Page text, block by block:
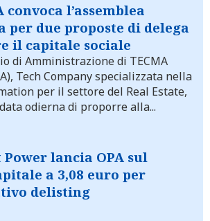
convoca l’assemblea
due proposte di delega
il capitale sociale
di Amministrazione di TECMA
Tech Company specializzata nella
per il settore del Real Estate,
odierna di proporre alla...
Power lancia OPA sul
a 3,08 euro per
delisting